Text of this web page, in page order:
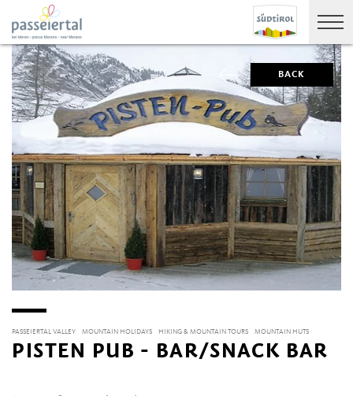
BACK
PASSEIERTAL VALLEY MOUNTAIN HOLIDAYS HIKING & MOUNTAIN TOURS MOUNTAIN HUTS
PISTEN PUB - BAR/SNACK BAR